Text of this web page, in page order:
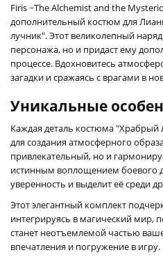
Firis ~The Alchemist and the
дополнительный костюм для
лучник". Этот великолепный
персонажа, но и придаст ему
процессе. Вдохновитесь
загадки и сражаясь с врагами в
Уникальные
Каждая деталь костюма
для создания атмосферного
привлекательный, но и
истинным воплощением боевого
уверенность и выделит её среди
Этот элегантный комплект
интегрируясь в магический
станет неотъемлемой частью
впечатления и погружение в игру.